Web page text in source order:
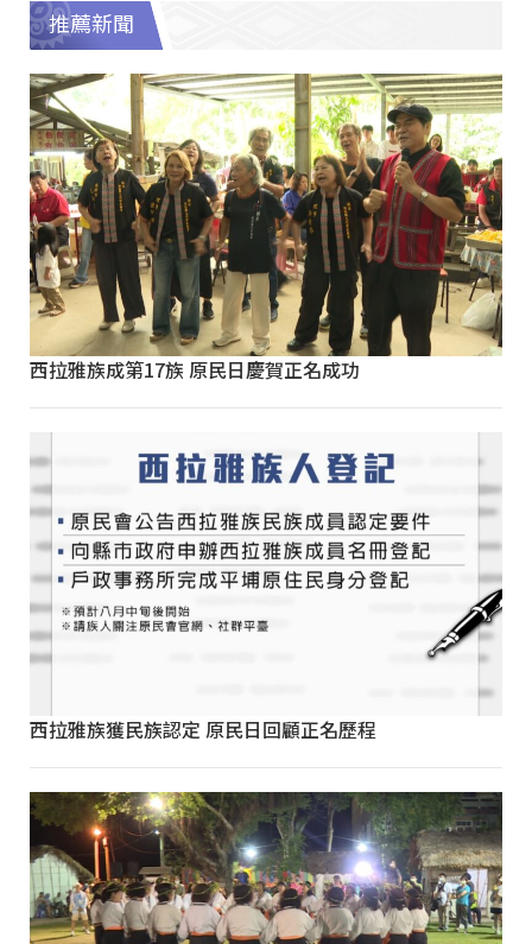
推薦新聞
西拉雅族成第17族 原民日慶賀正名成功
西拉雅族獲民族認定 原民日回顧正名歷程